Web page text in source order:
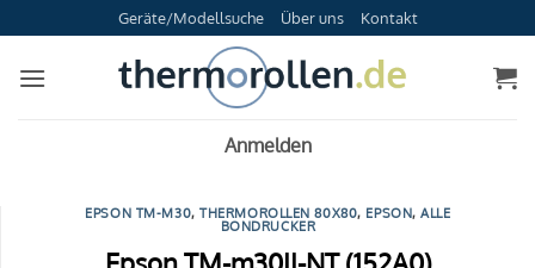
Inhalt
springen
Geräte/Modellsuche Über uns Kontakt
Anmelden
EPSON TM-M30,THERMOROLLEN 80X80, EPSON,ALLE
BONDRUCKER